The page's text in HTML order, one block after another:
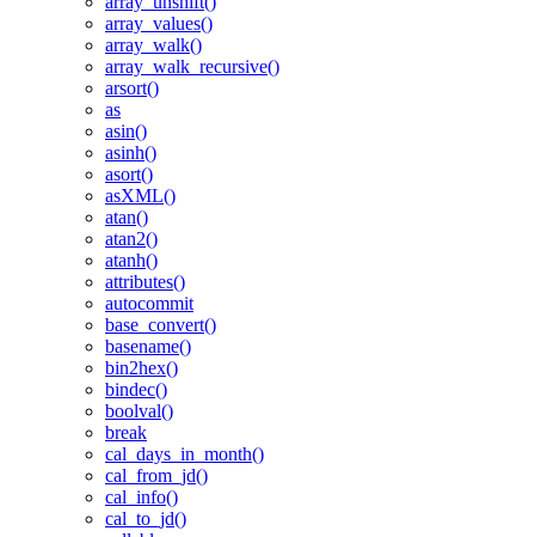
array_values()
array_walk()
array_walk_recursive()
arsort()
as
asin()
asinh()
asort()
asXML()
atan()
atan2()
atanh()
attributes()
autocommit
base_convert()
basename()
bin2hex()
bindec()
boolval()
break
cal_days_in_month()
cal_from_jd()
cal_info()
cal_to_jd()